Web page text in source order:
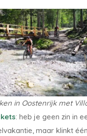
in Oostenrijk met
: heb je geen zin in
maar klinkt